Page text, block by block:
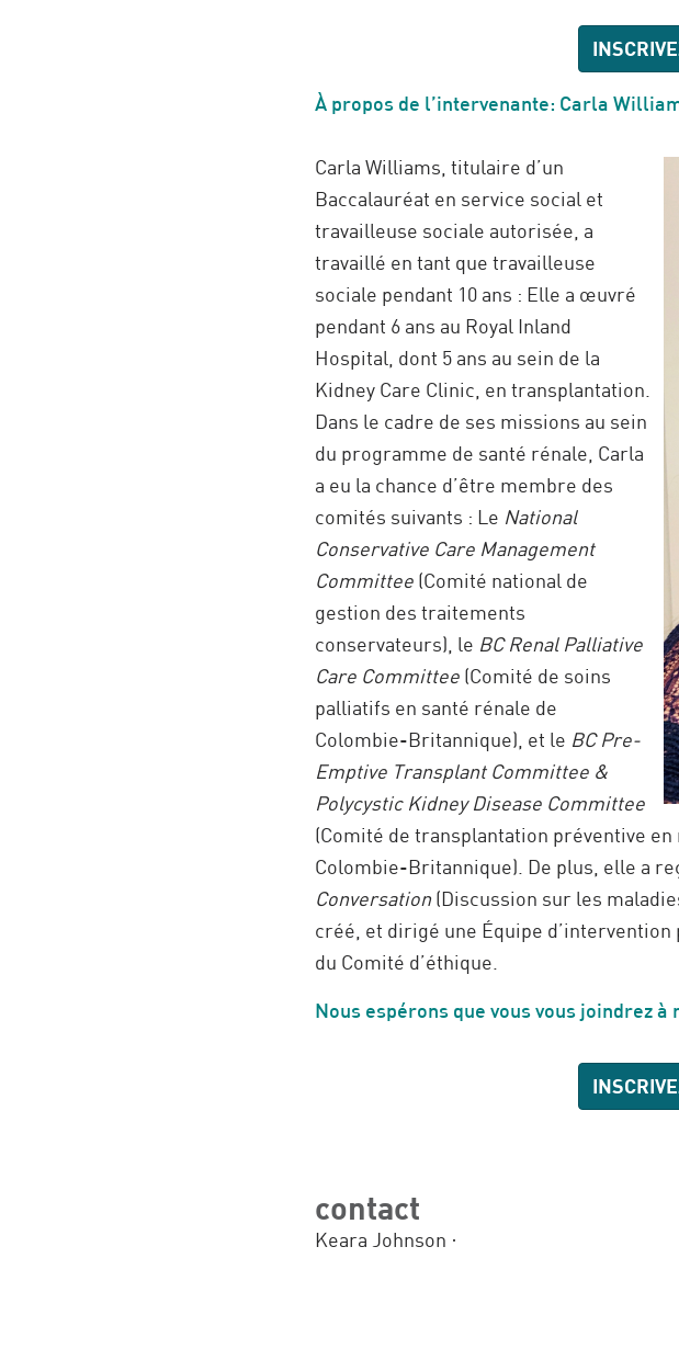
À propos de l’intervenante: Carla
Carla Williams, titulaire d’un
Baccalauréat en service social et
travailleuse sociale autorisée, a
travaillé en tant que travailleuse
sociale pendant 10 ans : Elle a œuvré
pendant 6 ans au Royal Inland
Hospital, dont 5 ans au sein de la
Kidney Care Clinic, en transplantation.
Dans le cadre de ses missions au sein
du programme de santé rénale, Carla
a eu la chance d’être membre des
comités suivants : Le National
Conservative Care Management
Committee (Comité national de
gestion des traitements
conservateurs), le BC Renal Palliative
Care Committee (Comité de soins
palliatifs en santé rénale de
Colombie-Britannique), et le BC Pre-
Emptive Transplant Committee &
Polycystic Kidney Disease Committee
(Comité de transplantation préventive
Colombie-Britannique). De plus, elle a
Conversation(Discussion sur les
créé, et dirigé une Équipe
du Comité d’éthique.
Nous espérons que vous vous joindrez à
contact
Keara Johnson ·